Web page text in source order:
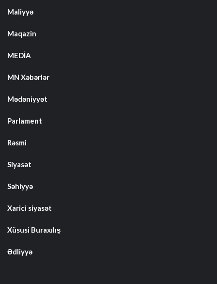
Maliyyə
Maqazin
MEDİA
MN Xəbərlər
Mədəniyyət
Parlament
Rəsmi
Siyasət
Səhiyyə
Xarici siyasət
Xüsusi Buraxılış
Ədliyyə